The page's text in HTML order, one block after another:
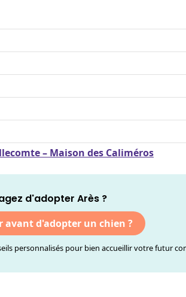
– Maison des Caliméros
d'adopter Arès ?
avant d'adopter un chien ?
personnalisés pour bien accueillir votre futur